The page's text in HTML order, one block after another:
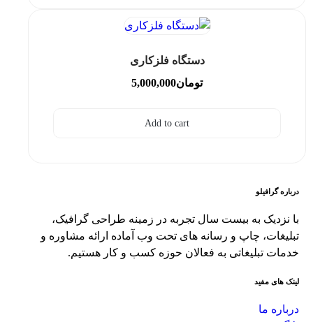
دستگاه فلزکاری
تومان5,000,000
Add to cart
درباره گرافیلو
با نزدیک به بیست سال تجربه در زمینه طراحی گرافیک،
تبلیغات، چاپ و رسانه های تحت وب آماده ارائه مشاوره و
خدمات تبلیغاتی به فعالان حوزه کسب و کار هستیم.
لینک های مفید
درباره ما